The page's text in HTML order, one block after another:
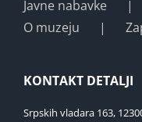
Javne nabavke
O muzeju
KONTAKT DETALJI
Srpskih vladara 163,